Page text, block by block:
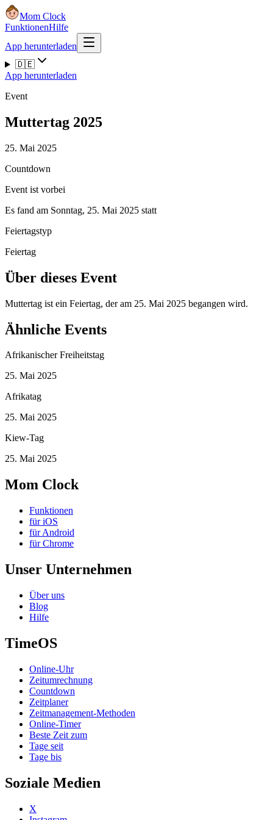
Mom Clock
FunktionenHilfe
App herunterladen
🇩🇪
App herunterladen
Event
Muttertag 2025
25. Mai 2025
Countdown
Event ist vorbei
Es fand am Sonntag, 25. Mai 2025 statt
Feiertagstyp
Feiertag
Über dieses Event
Muttertag ist ein Feiertag, der am 25. Mai 2025 begangen wird.
Ähnliche Events
Afrikanischer Freiheitstag
25. Mai 2025
Afrikatag
25. Mai 2025
Kiew-Tag
25. Mai 2025
Mom Clock
Funktionen
für iOS
für Android
für Chrome
Unser Unternehmen
Über uns
Blog
Hilfe
TimeOS
Online-Uhr
Zeitumrechnung
Countdown
Zeitplaner
Zeitmanagement-Methoden
Online-Timer
Beste Zeit zum
Tage seit
Tage bis
Soziale Medien
X